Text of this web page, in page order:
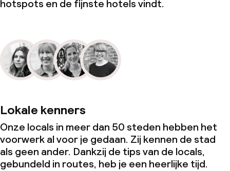
hotspots en de fijnste hotels vindt.
Lokale kenners
Onze locals in meer dan 50 steden hebben het
voorwerk al voor je gedaan. Zij kennen de stad
als geen ander. Dankzij de tips van de locals,
gebundeld in routes, heb je een heerlijke tijd.